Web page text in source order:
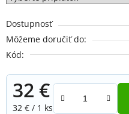
Dostupnosť
Môžeme doručiť do:
Kód:
32 €
Jednotková cena:
32 € / 1 ks